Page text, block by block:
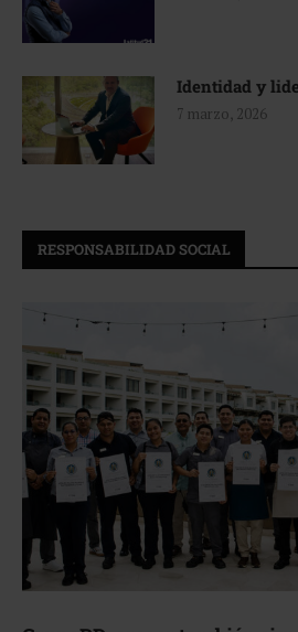
Identidad y
7 marzo, 2026
RESPONSABILIDAD SOCIAL